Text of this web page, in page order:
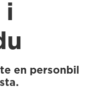
i
en personbil